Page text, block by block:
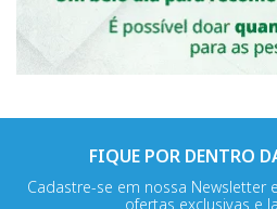
FIQUE POR DENTRO
Cadastre-se em nossa Newsletter
ofertas exclusivas e